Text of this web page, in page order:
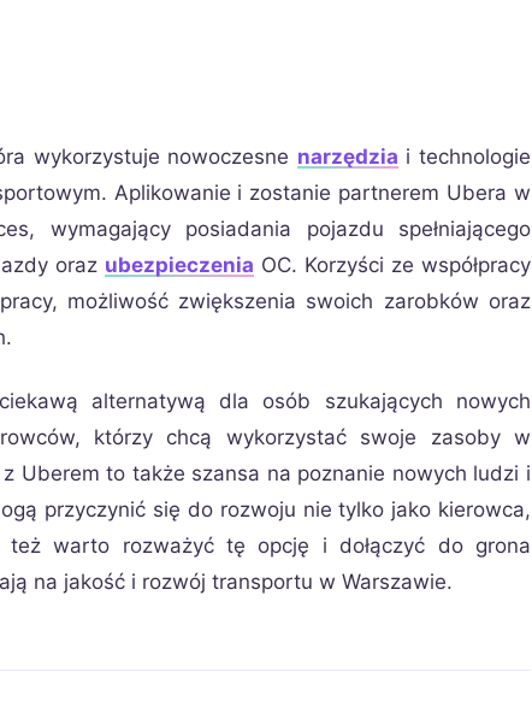
wykorzystuje nowoczesne narzędzia i technologie
Aplikowanie i zostanie partnerem Ubera w
wymagający posiadania pojazdu spełniającego
oraz ubezpieczenia OC. Korzyści ze współpracy
możliwość zwiększenia swoich zarobków oraz
alternatywą dla osób szukających nowych
którzy chcą wykorzystać swoje zasoby w
Uberem to także szansa na poznanie nowych ludzi i
przyczynić się do rozwoju nie tylko jako kierowca,
też warto rozważyć tę opcję i dołączyć do grona
na jakość i rozwój transportu w Warszawie.